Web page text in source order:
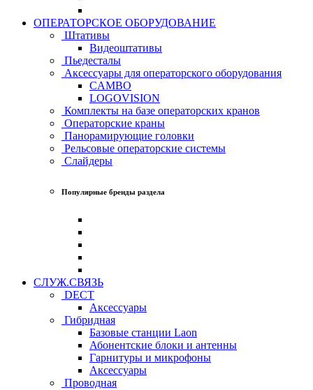
ОПЕРАТОРСКОЕ ОБОРУДОВАНИЕ
Штативы
Видеоштативы
Пьедесталы
Аксессуары для операторского оборудования
CAMBO
LOGOVISION
Комплекты на базе операторских кранов
Операторские краны
Панорамирующие головки
Рельсовые операторские системы
Слайдеры
Популярные бренды раздела
СЛУЖ.СВЯЗЬ
DECT
Аксессуары
Гибридная
Базовые станции Laon
Абонентские блоки и антенны
Гарнитуры и микрофоны
Аксессуары
Проводная